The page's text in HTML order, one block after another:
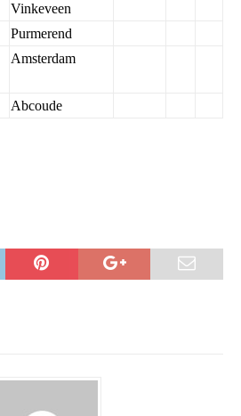
Vinkeveen
Purmerend
Amsterdam
Abcoude